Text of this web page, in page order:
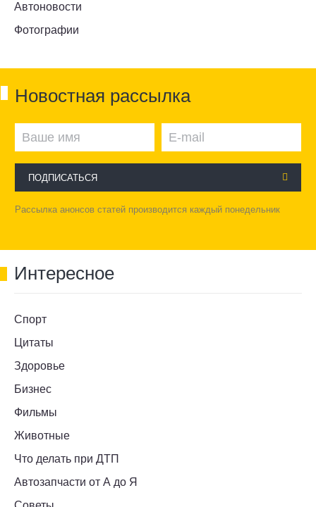
Автоновости
Фотографии
Новостная рассылка
ПОДПИСАТЬСЯ
Рассылка анонсов статей производится каждый понедельник
Интересное
Спорт
Цитаты
Здоровье
Бизнес
Фильмы
Животные
Что делать при ДТП
Автозапчасти от А до Я